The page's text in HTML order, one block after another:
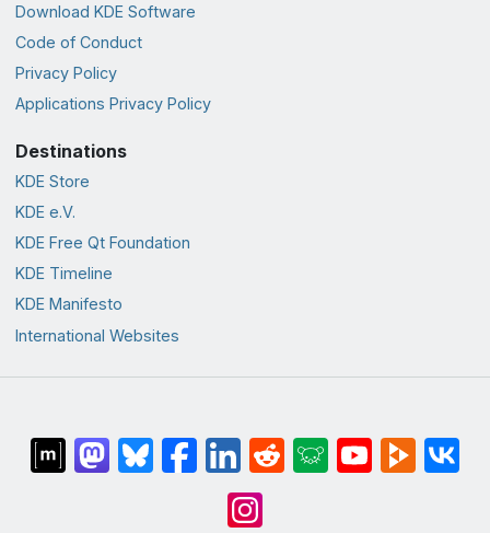
Download KDE Software
Code of Conduct
Privacy Policy
Applications Privacy Policy
Destinations
KDE Store
KDE e.V.
KDE Free Qt Foundation
KDE Timeline
KDE Manifesto
International Websites